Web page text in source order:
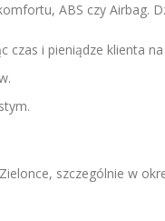
ABS czy Airbag.
i pieniądze klienta
szczególnie w